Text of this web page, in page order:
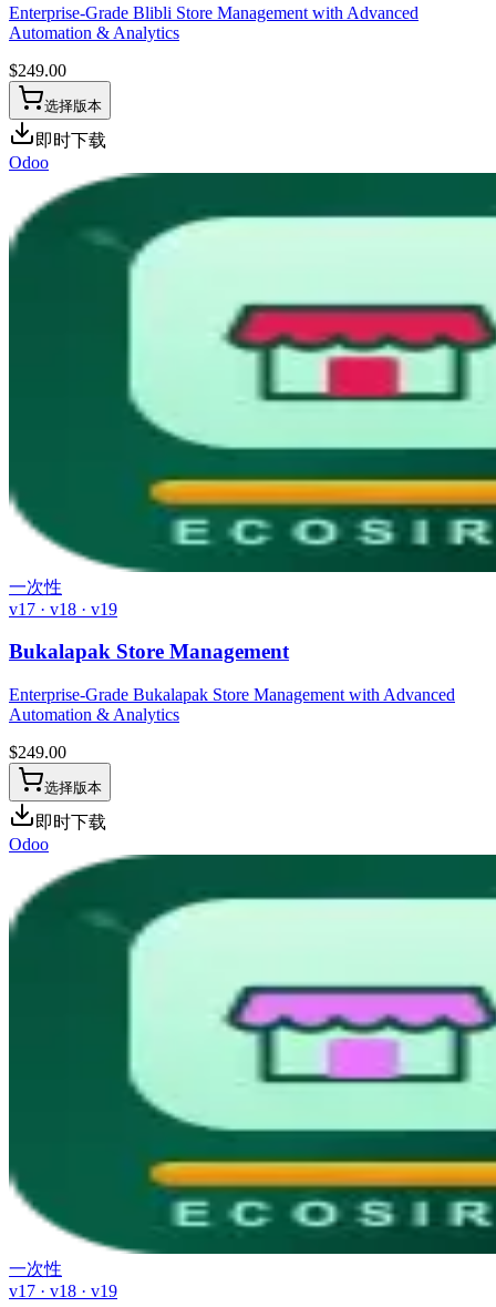
Enterprise-Grade Blibli Store Management with Advanced
Automation & Analytics
$249.00
选择版本
即时下载
Odoo
一次性
v17 · v18 · v19
Bukalapak Store Management
Enterprise-Grade Bukalapak Store Management with Advanced
Automation & Analytics
$249.00
选择版本
即时下载
Odoo
一次性
v17 · v18 · v19